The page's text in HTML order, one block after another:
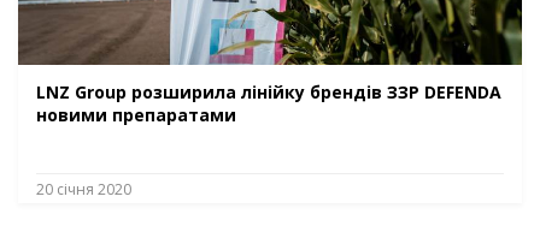
LNZ Group розширила лінійку брендів ЗЗР DEFENDA
новими препаратами
20 січня 2020